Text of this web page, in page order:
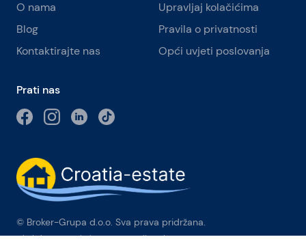
O nama
Blog
Kontaktirajte nas
Upravljaj kolačićima
Pravila o privatnosti
Opći uvjeti poslovanja
Prati nas
© Broker-Grupa d.o.o. Sva prava pridržana.
Obala kneza Branimira 1, 21000 Split-Phone: +385 98 384 007